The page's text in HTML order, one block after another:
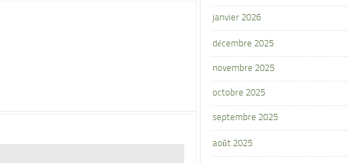
janvier 2026
décembre 2025
novembre 2025
octobre 2025
septembre 2025
août 2025